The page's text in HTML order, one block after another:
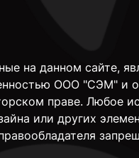
на данном сайте,
ООО "СЭМ" и
праве. Любое
или других